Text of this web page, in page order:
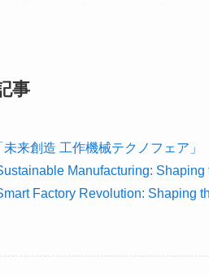
事
未来創造 工作機械テクノフェア」
Manufacturing: Shaping
Factory Revolution: Shaping